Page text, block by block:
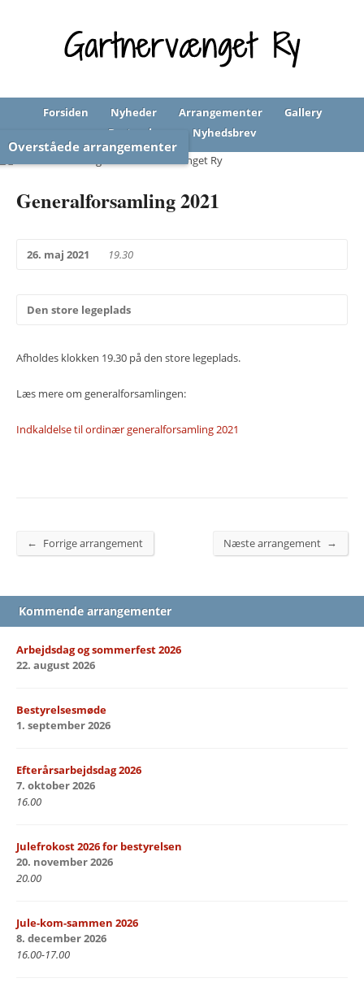
Forsiden Nyheder Arrangementer
Gallery
Bestyrelsen
Nyhedsbrev
Overståede arrangementer
Generalforsamling 2021
26. maj 2021 19.30
Den store legeplads
Afholdes klokken 19.30 på den store legeplads.
Læs mere om generalforsamlingen:
Indkaldelse til ordinær generalforsamling 2021
← Forrige arrangement Næste arrangement →
Kommende arrangementer
Arbejdsdag og sommerfest 2026
22. august 2026
Bestyrelsesmøde
1. september 2026
Efterårsarbejdsdag 2026
7. oktober 2026
16.00
Julefrokost 2026 for bestyrelsen
20. november 2026
20.00
Jule-kom-sammen 2026
8. december 2026
16.00-17.00